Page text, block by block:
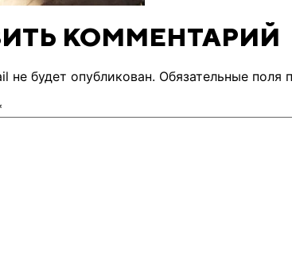
КОММЕНТАРИЙ
не будет опубликован. Обязательные поля